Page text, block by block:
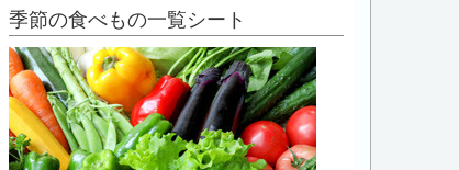
季節の食べもの一覧シート